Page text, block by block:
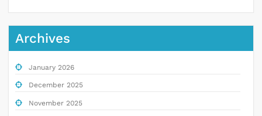
Archives
January 2026
December 2025
November 2025